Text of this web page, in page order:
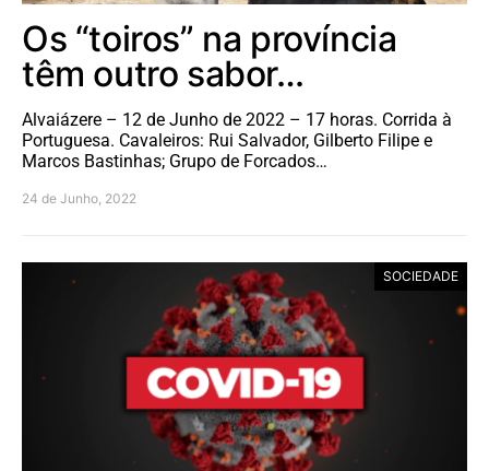
Os “toiros” na província
têm outro sabor…
Alvaiázere – 12 de Junho de 2022 – 17 horas. Corrida à
Portuguesa. Cavaleiros: Rui Salvador, Gilberto Filipe e
Marcos Bastinhas; Grupo de Forcados…
24 de Junho, 2022
SOCIEDADE